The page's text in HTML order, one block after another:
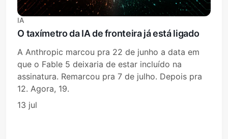
IA
O taxímetro da IA de fronteira já está ligado
A Anthropic marcou pra 22 de junho a data em
que o Fable 5 deixaria de estar incluído na
assinatura. Remarcou pra 7 de julho. Depois pra
12. Agora, 19.
13 jul